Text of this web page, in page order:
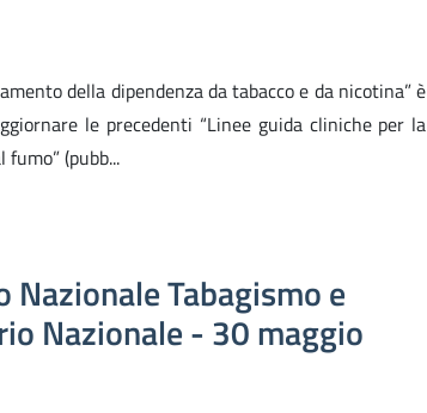
della dipendenza da tabacco e da nicotina” è
le precedenti “Linee guida cliniche per la
(pubb...
Nazionale Tabagismo e
Nazionale - 30 maggio